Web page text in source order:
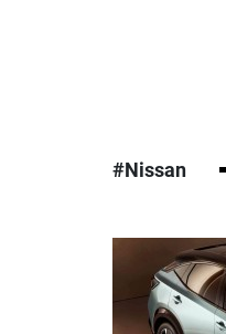
#Nissan